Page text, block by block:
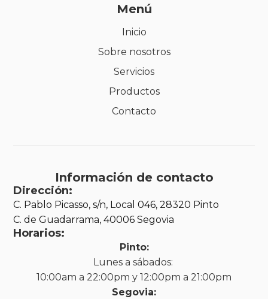
Menú
Inicio
Sobre nosotros
Servicios
Productos
Contacto
Información de contacto
Dirección:
C. Pablo Picasso, s/n, Local 046, 28320 Pinto
C. de Guadarrama, 40006 Segovia
Horarios:
Pinto:
Lunes a sábados:
10:00am a 22:00pm y 12:00pm a 21:00pm
Segovia: